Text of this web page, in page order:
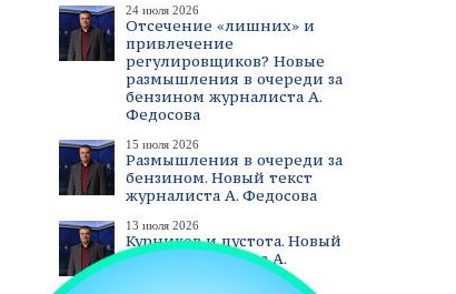
24 июля 2026
Отсечение «лишних» и
привлечение
регулировщиков? Новые
размышления в очереди за
бензином журналиста А.
Федосова
15 июля 2026
Размышления в очереди за
бензином. Новый текст
журналиста А. Федосова
13 июля 2026
Курников и пустота. Новый
текст журналиста А.